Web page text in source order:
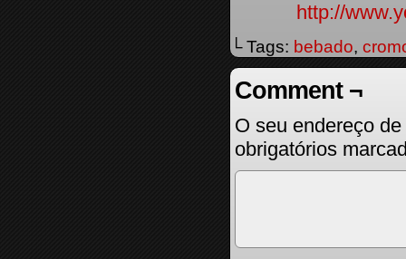
http://
└ Tags: bebado,
Comment ¬
O seu endereço
obrigatórios